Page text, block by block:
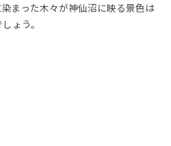
まった木々が神仙沼に映る景色は
ょう。